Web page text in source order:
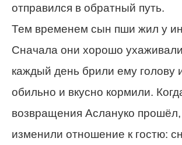
отправился в обратный путь.
Тем временем сын пши жил у
Сначала они хорошо
каждый день брили ему голову
обильно и вкусно кормили.
возвращения Аслануко
изменили отношение к гостю: